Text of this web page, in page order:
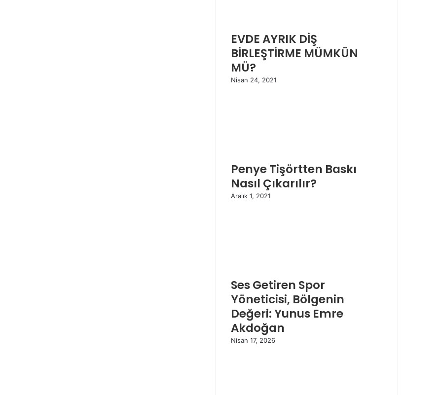
EVDE AYRIK DİŞ
BİRLEŞTİRME MÜMKÜN
MÜ?
Nisan 24, 2021
Penye Tişörtten Baskı
Nasıl Çıkarılır?
Aralık 1, 2021
Ses Getiren Spor
Yöneticisi, Bölgenin
Değeri: Yunus Emre
Akdoğan
Nisan 17, 2026